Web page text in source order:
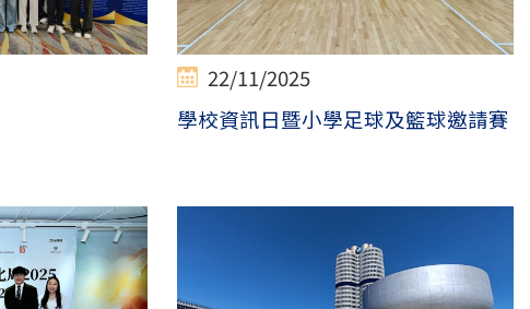
22/11/2025
學校資訊日暨小學足球及籃球邀請賽